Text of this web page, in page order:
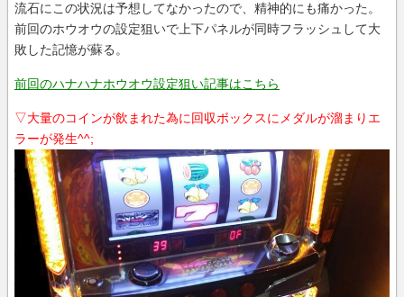
流石にこの状況は予想してなかったので、精神的にも痛かった。
前回のホウオウの設定狙いで上下パネルが同時フラッシュして大
敗した記憶が蘇る。
前回のハナハナホウオウ設定狙い記事はこちら
▽大量のコインが飲まれた為に回収ボックスにメダルが溜まりエ
ラーが発生^^;